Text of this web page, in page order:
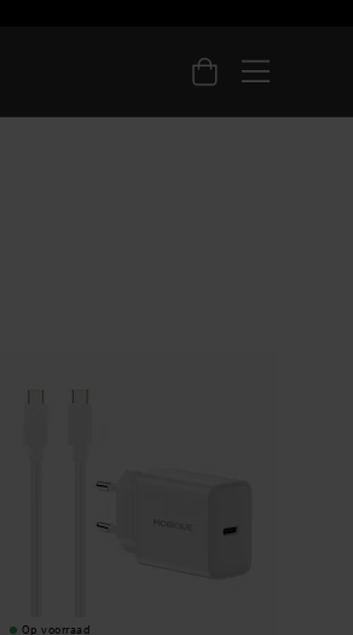
Op voorraad